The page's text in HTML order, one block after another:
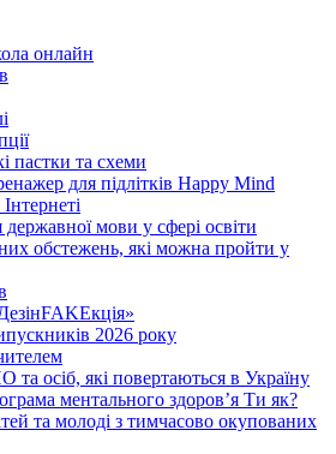
онлайн
пастки та схеми
для підлітків Happy Mind
мови у сфері освіти
обстежень, які можна пройти у
2026 року
осіб, які повертаються в Україну
ментального здоров’я Ти як?
та молоді з тимчасово окупованих